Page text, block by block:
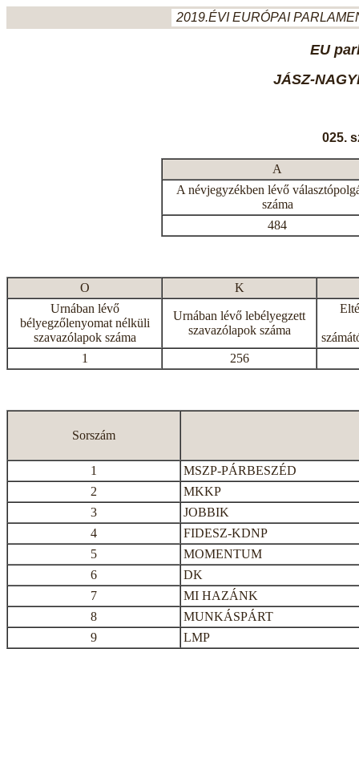
2019.ÉVI EURÓPAI
EU
JÁSZ-
025.
A
A névjegyzékben lévő
száma
484
O
K
Urnában lévő
bélyegzőlenyomat nélküli
szavazólapok száma
Urnában lévő lebélyegzett
szavazólapok száma
1
256
Sorszám
1
MSZP-PÁRBESZÉD
2
MKKP
3
JOBBIK
4
FIDESZ-KDNP
5
MOMENTUM
6
DK
7
MI HAZÁNK
8
MUNKÁSPÁRT
9
LMP